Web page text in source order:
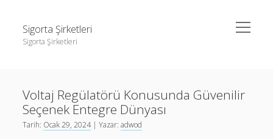
Sigorta Şirketleri
Sigorta Şirketleri
menüyü
aç
Linkedin Takipçi Yükseltme Hilesi
Liste
instagram gizli hesap görme giriş yapmadan
Voltaj Regülatörü Konusunda Güvenilir
Seçenek Entegre Dünyası
Tarih: Ocak 29, 2024| Yazar:adwod